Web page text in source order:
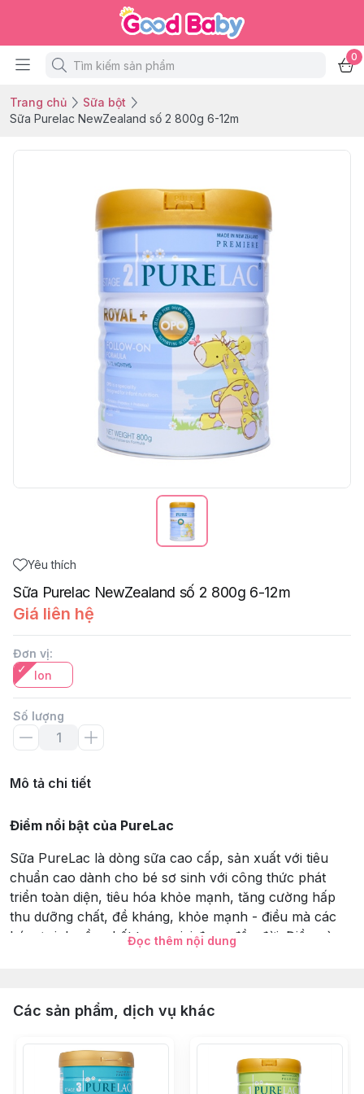
0
Trang chủ
Sữa bột
Sữa Purelac NewZealand số 2 800g 6-12m
Yêu thích
Sữa Purelac NewZealand số 2 800g 6-12m
Giá liên hệ
Đơn vị:
lon
Số lượng
Mô tả chi tiết
Điểm nổi bật của PureLac
Sữa PureLac là dòng sữa cao cấp, sản xuất với tiêu
chuẩn cao dành cho bé sơ sinh với công thức phát
triển toàn diện, tiêu hóa khỏe mạnh, tăng cường hấp
thu dưỡng chất, đề kháng, khỏe mạnh - điều mà các
bé sơ sinh cần nhất trong giai đoạn đầu đời. Điều này
Synbiotics: Dưỡng chất “vàng” cho hệ tiêu hóa
Giúp hệ tiêu hóa ổn định; ngăn ngừa và khắc phục các
biểu hiện rối loạn tiêu hóa như: táo bón, tiêu chảy, đau
bụng, đầy bụng...; hỗ trợ điều trị rối loạn tiêu hóa.
Đọc thêm nội dung
Các sản phẩm, dịch vụ khác